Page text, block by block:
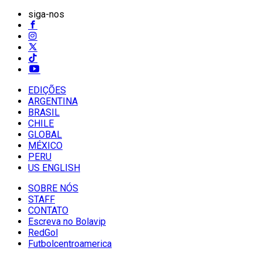
siga-nos
EDIÇÕES
ARGENTINA
BRASIL
CHILE
GLOBAL
MÉXICO
PERU
US ENGLISH
SOBRE NÓS
STAFF
CONTATO
Escreva no Bolavip
RedGol
Futbolcentroamerica